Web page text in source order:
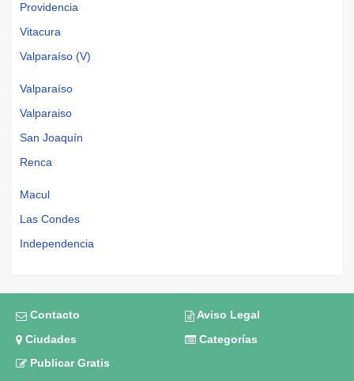
Providencia
Vitacura
Valparaíso (V)
Valparaíso
Valparaiso
San Joaquín
Renca
Macul
Las Condes
Independencia
Contacto
Aviso Legal
Ciudades
Categorías
Publicar Gratis